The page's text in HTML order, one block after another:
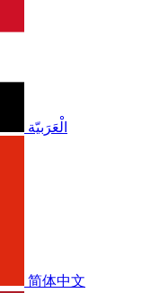
الْعَرَبيّة
简体中文